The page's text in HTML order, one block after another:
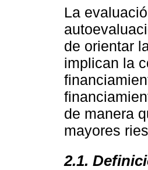
La
de orientar
implican la
de manera
mayores
2.1.